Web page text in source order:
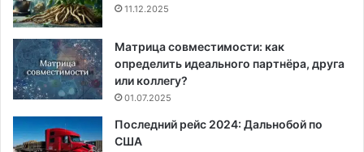
11.12.2025
Матрица совместимости: как
определить идеального партнёра, друга
или коллегу?
01.07.2025
Последний рейс 2024: Дальнобой по
США